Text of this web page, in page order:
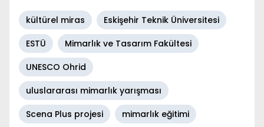
kültürel miras
Eskişehir Teknik Üniversitesi
ESTÜ
Mimarlık ve Tasarım Fakültesi
UNESCO Ohrid
uluslararası mimarlık yarışması
Scena Plus projesi
mimarlık eğitimi